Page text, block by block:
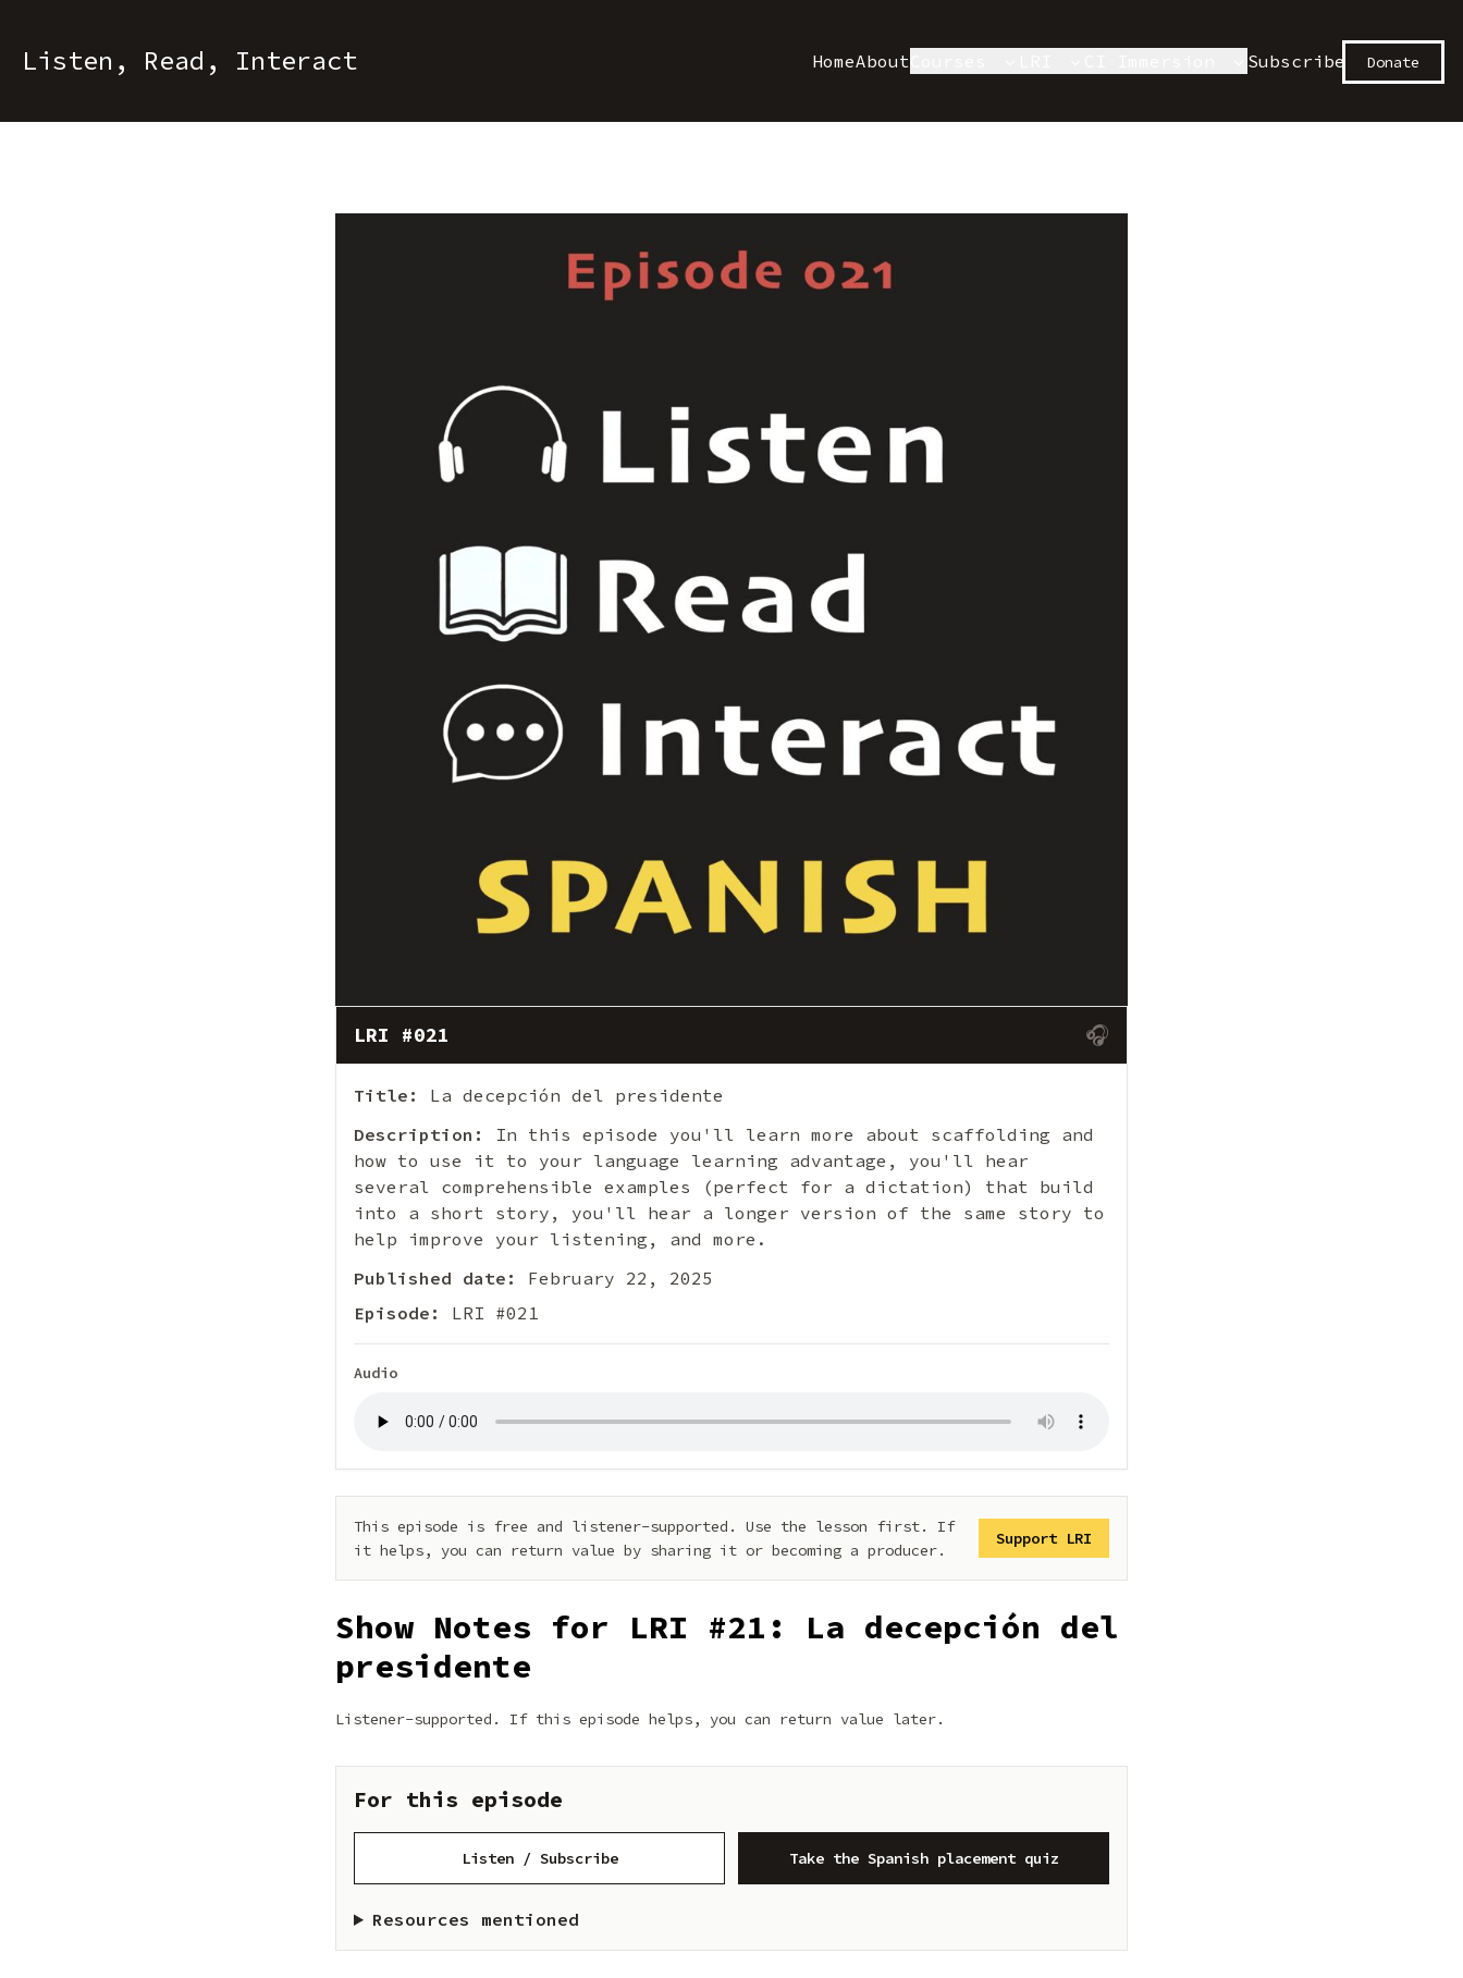
Listen, Read, Interact HomeAbout Subscribe Donate
LRI #021 🎧
Title:
La decepción del presidente
Description:
In this episode you'll learn more about scaffolding and
how to use it to your language learning advantage, you'll hear
several comprehensible examples (perfect for a dictation) that build
into a short story, you'll hear a longer version of the same story to
help improve your listening, and more.
Published date:
February 22, 2025
Episode:
LRI #021
Audio
This episode is free and listener-supported. Use the lesson first. If
it helps, you can return value by sharing it or becoming a producer.
Support LRI
Show Notes for LRI #21: La decepción del
presidente
Listener-supported. If this episode helps, you can return value later.
For this episode
Listen / Subscribe Take the Spanish placement quiz
Resources mentioned